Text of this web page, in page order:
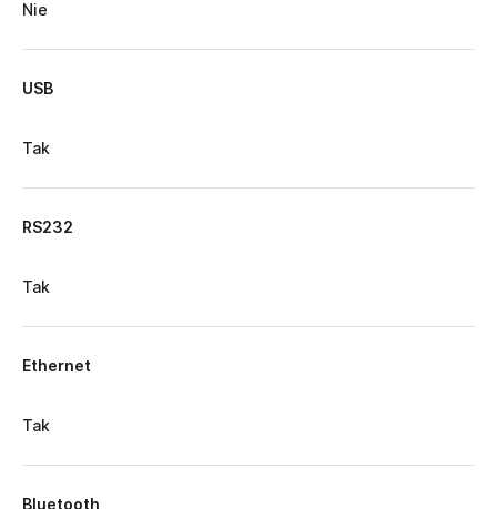
Nie
USB
Tak
RS232
Tak
Ethernet
Tak
Bluetooth